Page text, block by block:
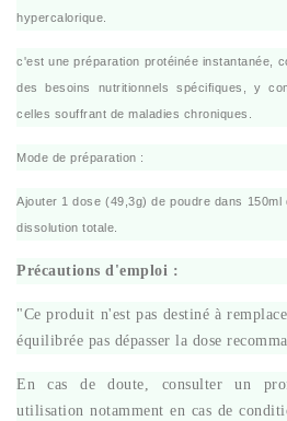
hypercalorique.
c'est une préparation protéinée instantanée,
des besoins nutritionnels spécifiques, y
celles souffrant de maladies chroniques.
Mode de préparation :
Ajouter 1 dose (49,3g) de poudre dans
dissolution totale.
Précautions d'emploi :
"Ce produit n'est pas destiné à
équilibrée pas dépasser la dose
En cas de doute, consulter un
utilisation notamment en cas de